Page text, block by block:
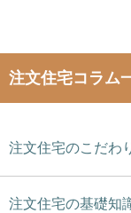
注文住宅コラム
注文住宅のこだわ
注文住宅の基礎知